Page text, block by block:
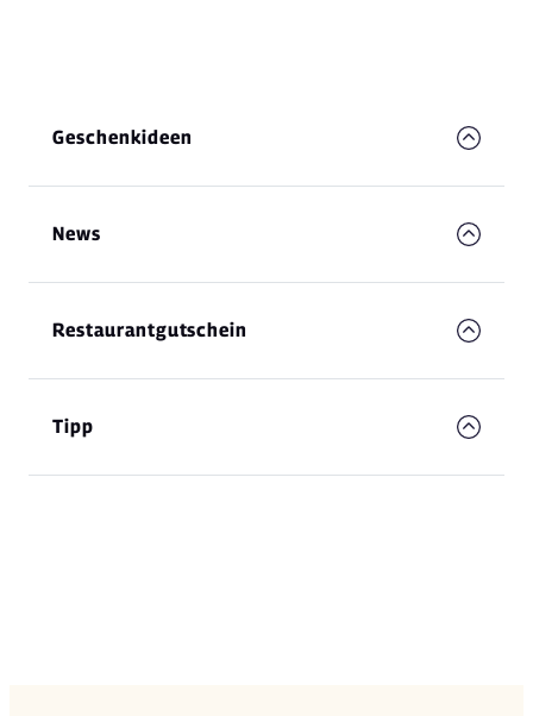
Geschenkideen
News
Restaurantgutschein
Tipp